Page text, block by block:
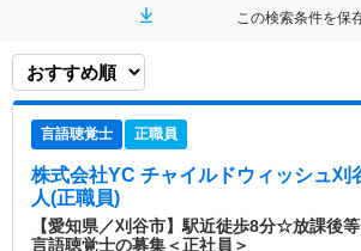
この検索条件を保
言語聴覚士 正職員
株式会社YC チャイルドウィッシュ刈
人(正職員)
【愛知県／刈谷市】駅近徒歩8分☆放課後
言語聴覚士の募集＜正社員＞